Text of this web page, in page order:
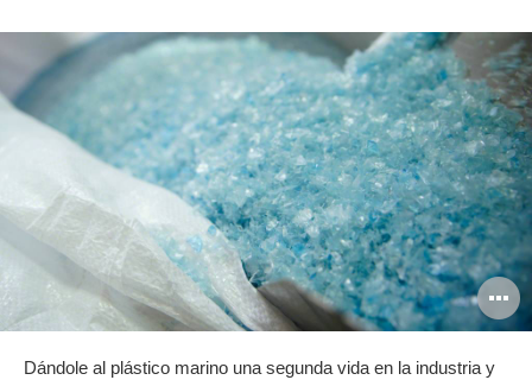
Dándole al plástico marino una segunda vida en la industria y